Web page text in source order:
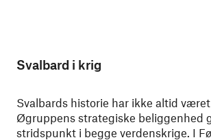
Svalbard i krig
Svalbards historie har ikke altid
Øgruppens strategiske beliggenhed
stridspunkt i begge verdenskrige. I